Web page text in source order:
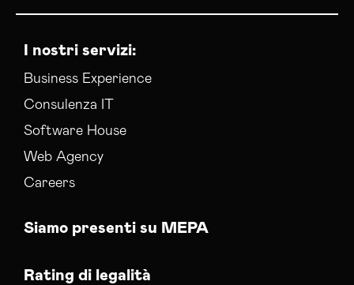
I nostri servizi:
Business Experience
Consulenza IT
Software House
Web Agency
Careers
Siamo presenti su MEPA
Rating di legalità